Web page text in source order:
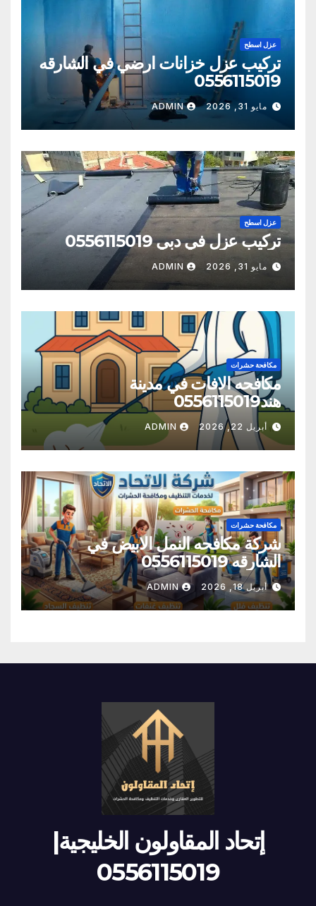
عزل اسطح
تركيب عزل خزانات ارضي في الشارقه
0556115019
مايو 31, 2026 ADMIN
عزل اسطح
تركيب عزل في دبي 0556115019
مايو 31, 2026 ADMIN
مكافحة حشرات
مكافحه الافات في مدينة
هند0556115019
أبريل 22, 2026 ADMIN
مكافحة حشرات
شركة مكافحه النمل الابيض في
الشارقه 0556115019
أبريل 18, 2026 ADMIN
إتحاد المقاولون الخليجية|
0556115019